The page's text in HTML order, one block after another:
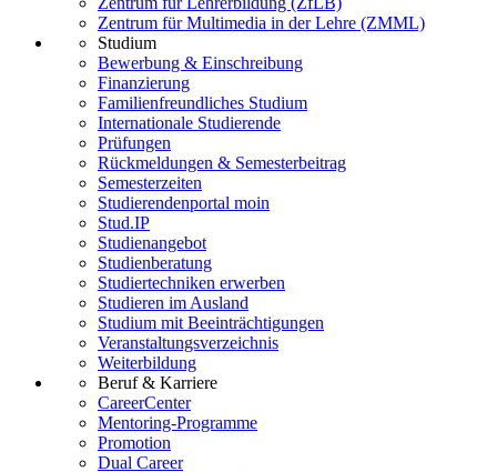
Zentrum für Multimedia in der Lehre (ZMML)
Studium
Bewerbung & Einschreibung
Finanzierung
Familienfreundliches Studium
Internationale Studierende
Prüfungen
Rückmeldungen & Semesterbeitrag
Semesterzeiten
Studierendenportal moin
Stud.IP
Studienangebot
Studienberatung
Studiertechniken erwerben
Studieren im Ausland
Studium mit Beeinträchtigungen
Veranstaltungsverzeichnis
Weiterbildung
Beruf & Karriere
CareerCenter
Mentoring-Programme
Promotion
Dual Career